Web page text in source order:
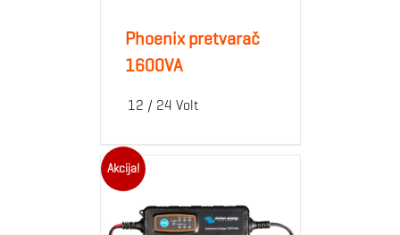
Phoenix pretvarač
1600VA
12 / 24 Volt
Akcija!